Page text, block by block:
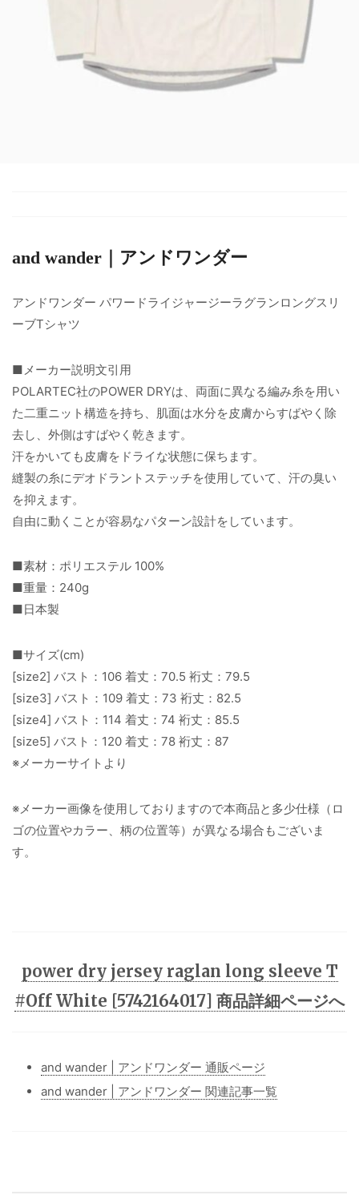
and wander｜アンドワンダー
アンドワンダー パワードライジャージーラグランロングスリ
ーブTシャツ
■メーカー説明文引用
POLARTEC社のPOWER DRYは、両面に異なる編み糸を用い
た二重ニット構造を持ち、肌面は水分を皮膚からすばやく除
去し、外側はすばやく乾きます。
汗をかいても皮膚をドライな状態に保ちます。
縫製の糸にデオドラントステッチを使用していて、汗の臭い
を抑えます。
自由に動くことが容易なパターン設計をしています。
■素材：ポリエステル 100%
■重量：240g
■日本製
■サイズ(cm)
[size2] バスト：106 着丈：70.5 裄丈：79.5
[size3] バスト：109 着丈：73 裄丈：82.5
[size4] バスト：114 着丈：74 裄丈：85.5
[size5] バスト：120 着丈：78 裄丈：87
※メーカーサイトより
※メーカー画像を使用しておりますので本商品と多少仕様（ロ
ゴの位置やカラー、柄の位置等）が異なる場合もございま
す。
power dry jersey raglan long sleeve T
#Off White [5742164017] 商品詳細ページへ
and wander | アンドワンダー 通販ページ
and wander | アンドワンダー 関連記事一覧